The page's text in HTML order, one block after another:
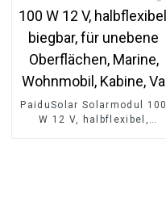
PaiduSolar Solarmodul 100
W 12 V, halbflexibel,